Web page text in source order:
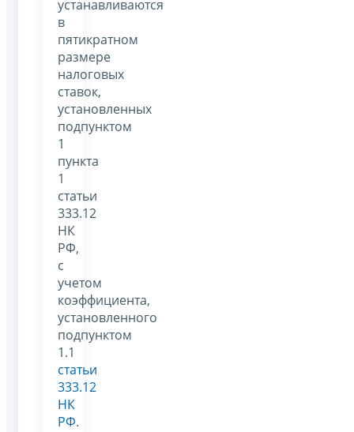
устанавливаются
в
пятикратном
размере
налоговых
ставок,
установленных
подпунктом
1
пункта
1
статьи
333.12
НК
РФ,
с
учетом
коэффициента,
установленного
подпунктом
1.1
статьи
333.12
НК
РФ.